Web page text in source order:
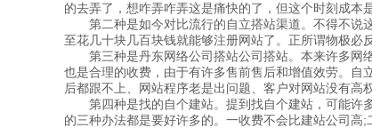
的去弄了，想咋弄咋弄这是痛快的了，但这个时刻成本
第二种是如今对比流行的自立搭站渠道。不得不说这
至花几十块几百块钱就能够注册网站了。正所谓物极必
第三种是丹东网络公司搭站公司搭站。本来许多网络
也是合理的收费，由于有许多售前售后和增值效劳。
后都跟不上、网站程序老是出问题、客户对网站没有高权
第四种是找的自个建站。提到找自个建站，可能许多
的三种办法都是要好许多的。一收费不会比建站公司